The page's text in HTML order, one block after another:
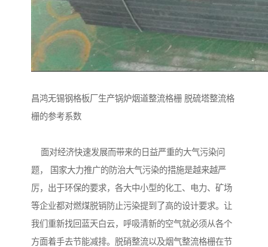
昌鸿无锡钢格板厂生产锅炉烟道整流格栅 脱硫塔整流格
栅的参考系数
面对经济快速发展而带来的日益严重的大气污染问
题， 国家大力推广的防治大气污染的措施是越来越严
厉，出于环保的要求，各大中小型的化工、电力、矿场
等企业都对燃煤脱销防止污染提到了高的设计要求。让
我们重新找回蓝天白云，呼吸清新的空气就必须从各个
方面着手去节能减排。脱硝整流以及烟气整流格栅在节